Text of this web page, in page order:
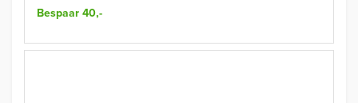
Bespaar 40,-